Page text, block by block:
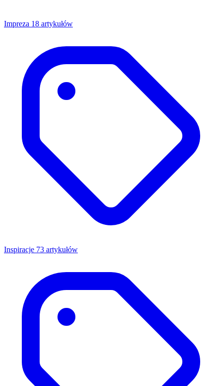
Impreza 18 artykułów
Inspiracje 73 artykułów